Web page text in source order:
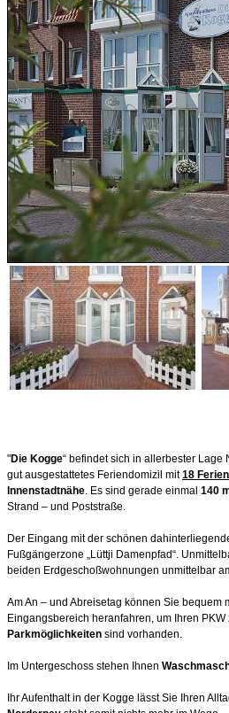
"Die Kogge“ befindet sich in allerbester
gut ausgestattetes Feriendomizil mit18
Innenstadtnähe. Es sind gerade einmal 140
Strand – und Poststraße.
Der Eingang mit der schönen
Fußgängerzone „Lüttji Damenpfad“.
beiden Erdgeschoßwohnungen unmittelbar
Am An – und Abreisetag können Sie bequem
Eingangsbereich heranfahren, um Ihren
Parkmöglichkeiten sind vorhanden.
Im Untergeschoss stehen Ihnen
Ihr Aufenthalt in der Kogge lässt Sie Ihren